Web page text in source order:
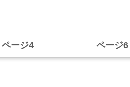
ページ4 ページ6